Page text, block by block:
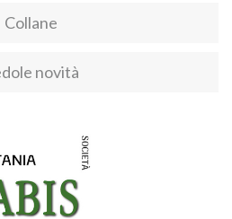
Collane
novità